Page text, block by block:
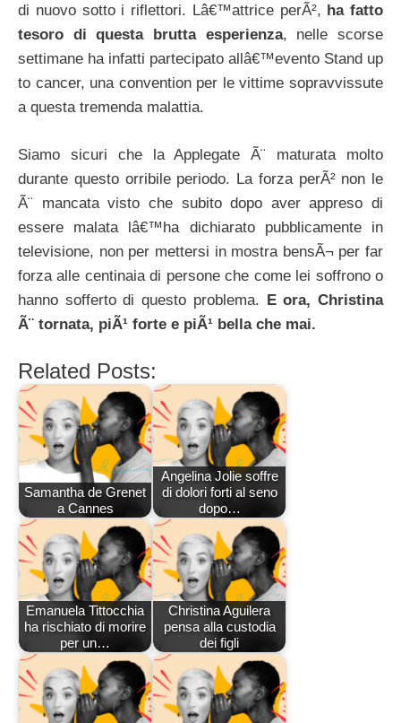
di nuovo sotto i riflettori. Lâ€™attrice perÃ², ha fatto
tesoro di questa brutta esperienza, nelle scorse
settimane ha infatti partecipato allâ€™evento Stand up
to cancer, una convention per le vittime sopravvissute
a questa tremenda malattia.
Siamo sicuri che la Applegate Ã¨ maturata molto
durante questo orribile periodo. La forza perÃ² non le
Ã¨ mancata visto che subito dopo aver appreso di
essere malata lâ€™ha dichiarato pubblicamente in
televisione, non per mettersi in mostra bensÃ¬ per far
forza alle centinaia di persone che come lei soffrono o
hanno sofferto di questo problema. E ora, Christina
Ã¨ tornata, piÃ¹ forte e piÃ¹ bella che mai.
Related Posts:
Samantha de Grenet
a Cannes
Angelina Jolie soffre
di dolori forti al seno
dopo…
Emanuela Tittocchia
ha rischiato di morire
per un…
Christina Aguilera
pensa alla custodia
dei figli